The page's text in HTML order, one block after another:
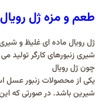
طعم و مزه ژل
ژل رویال ماده ای غلیظ و
شیری زنبورهای کارگر تولید
چون ژل رویال
یکی از محصولات زنبور
شیرین باشد. در صورتی که